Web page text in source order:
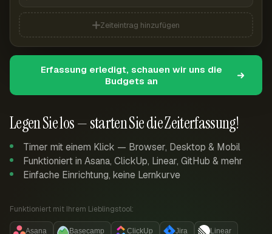
Legen Sie los — starten Sie die Zeiterfassung!
Timer mit einem Klick — Browser, Desktop & Mobil
Funktioniert in Asana, ClickUp, Linear, GitHub & mehr
Einfache Einrichtung, keine Lernkurve
Funktioniert mit Ihrem Lieblingstool:
Asana Basecamp ClickUp Jira Linear
Zeiteintrag hinzufügen
Erfassung erledigt, schauen wir uns die
Budgets an